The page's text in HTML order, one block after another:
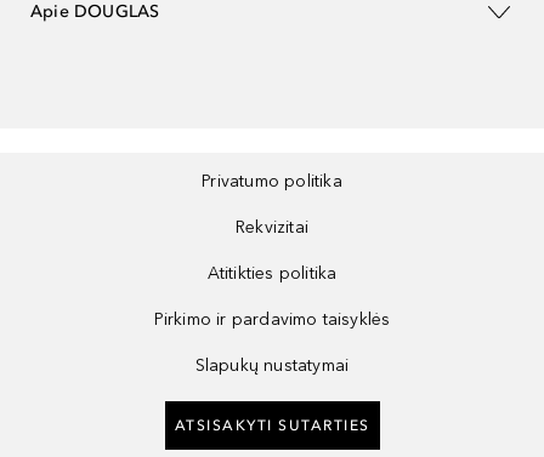
Apie DOUGLAS
Privatumo politika
Rekvizitai
Atitikties politika
Pirkimo ir pardavimo taisyklės
Slapukų nustatymai
ATSISAKYTI SUTARTIES